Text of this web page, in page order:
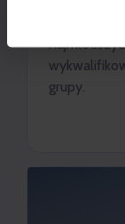
Nauka
grupy.